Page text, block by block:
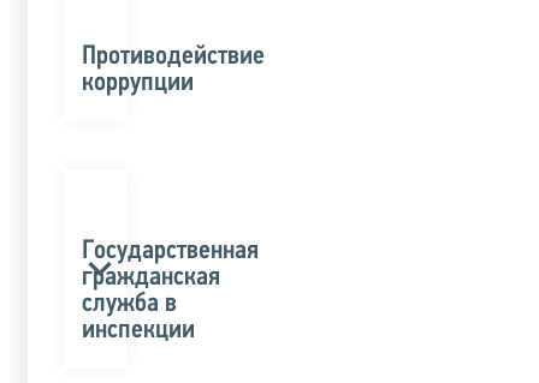
Противодействие
коррупции
Государственная
гражданская
служба в
инспекции